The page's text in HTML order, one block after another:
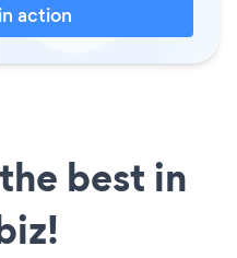
action
best in